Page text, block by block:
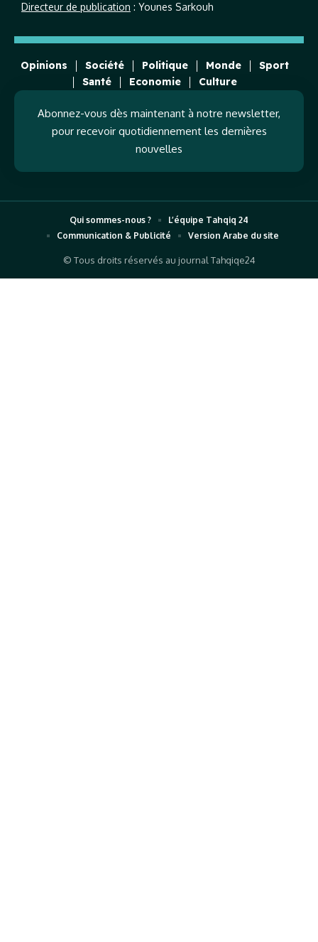
Directeur de publication : Younes Sarkouh
Opinions Société Politique Monde
Sport
Santé
Economie Culture
Abonnez-vous dès maintenant à notre newsletter,
pour recevoir quotidiennement les dernières
nouvelles
© Tous droits réservés au journal Tahqiqe24
Qui sommes-nous ?
L’équipe Tahqiq 24
Communication & Publicité
Version Arabe du site